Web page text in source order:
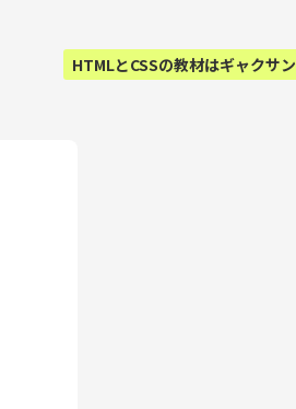
HTMLとCSSの教材はギャクサン